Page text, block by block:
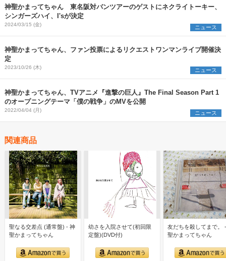
神聖かまってちゃん 東名阪対バンツアーのゲストにネクライトーキー、
シンガーズハイ、I'sが決定
2024/03/15 (金) ニュース
神聖かまってちゃん、ファン投票によるリクエストワンマンライブ開催決
定
2023/10/26 (木) ニュース
神聖かまってちゃん、TVアニメ『進撃の巨人』The Final Season Part 1
のオープニングテーマ「僕の戦争」のMVを公開
2022/04/04 (月) ニュース
関連商品
聖なる交差点 (通常盤) - 神
聖かまってちゃん
幼さを入院させて(初回限
定盤)(DVD付)
友だちを殺してまで。
聖かまってちゃん